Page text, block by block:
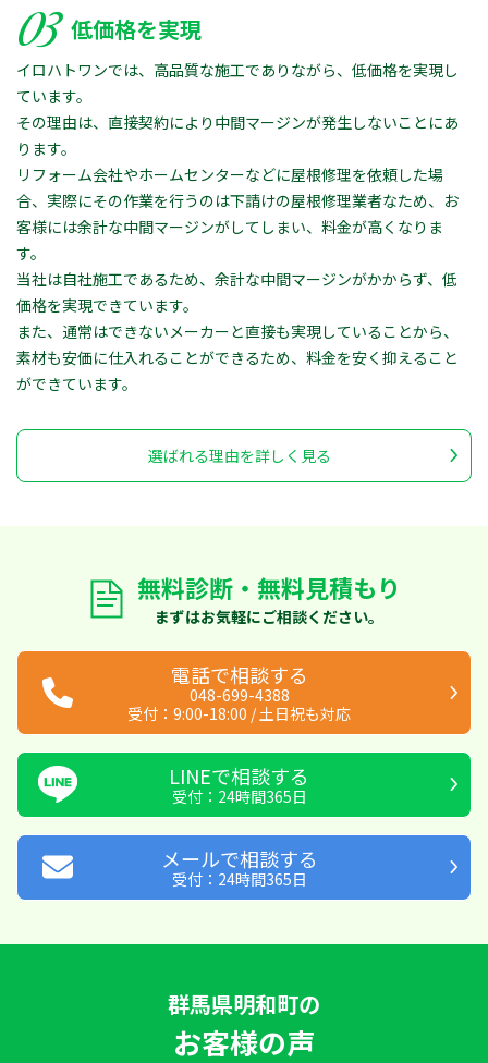
03 低価格を実現
イロハトワンでは、高品質な施工でありながら、低価格を実現し
ています。
その理由は、直接契約により中間マージンが発生しないことにあ
ります。
リフォーム会社やホームセンターなどに屋根修理を依頼した場
合、実際にその作業を行うのは下請けの屋根修理業者なため、お
客様には余計な中間マージンがしてしまい、料金が高くなりま
す。
当社は自社施工であるため、余計な中間マージンがかからず、低
価格を実現できています。
また、通常はできないメーカーと直接も実現していることから、
素材も安価に仕入れることができるため、料金を安く抑えること
ができています。
選ばれる理由を詳しく見る
無料診断・無料見積もり
まずはお気軽にご相談ください。
電話で相談する
048-699-4388
受付：9:00-18:00 /土日祝も対応
LINEで相談する
受付：24時間365日
メールで相談する
受付：24時間365日
群馬県明和町の
お客様の声